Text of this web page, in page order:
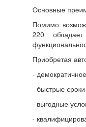
Основные
Помимо
220
Приобретая
-
- быстрые сроки
- выгодные
-